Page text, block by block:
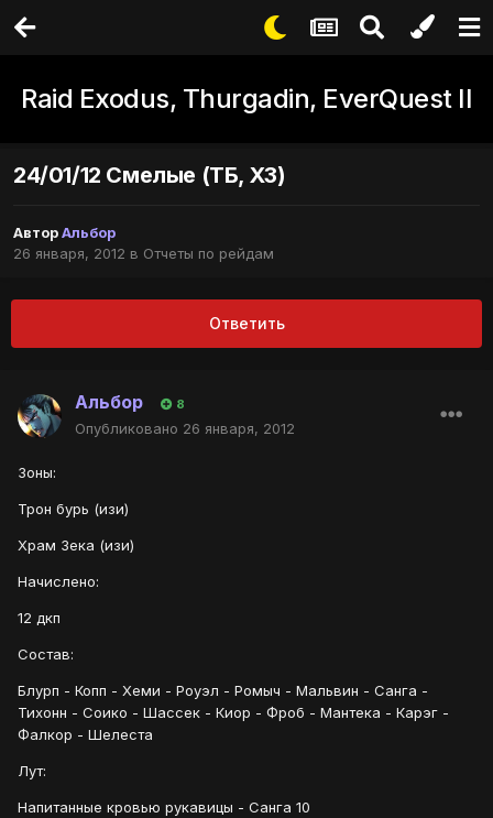
Raid Exodus, Thurgadin, EverQuest II
24/01/12 Смелые (ТБ, ХЗ)
АвторАльбор
26 января, 2012 в Отчеты по рейдам
Ответить
Альбор 8
Опубликовано 26 января, 2012
Зоны:
Трон бурь (изи)
Храм Зека (изи)
Начислено:
12 дкп
Состав:
Блурп - Копп - Хеми - Роуэл - Ромыч - Мальвин - Санга -
Тихонн - Соико - Шассек - Киор - Фроб - Мантека - Карэг -
Фалкор - Шелеста
Лут:
Напитанные кровью рукавицы - Санга 10